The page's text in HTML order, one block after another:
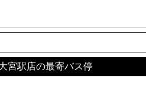
宮駅店の最寄バス停